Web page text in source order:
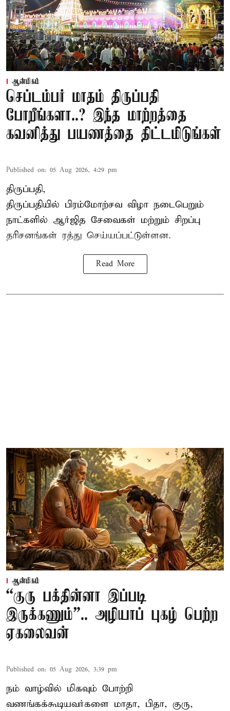
ஆன்மிகம்
செப்டம்பர் மாதம் திருப்பதி
போறீங்களா..? இந்த மாற்றத்தை
கவனித்து பயணத்தை திட்டமிடுங்கள்
Published on: 05 Aug 2026, 4:29 pm
திருப்பதி,
திருப்பதியில் பிரம்மோற்சவ விழா நடைபெறும்
நாட்களில் ஆர்ஜித சேவைகள் மற்றும் சிறப்பு
தரிசனங்கள் ரத்து செய்யப்பட்டுள்ளன.
Read More
ஆன்மிகம்
“குரு பக்தின்னா இப்படி
இருக்கணும்”.. அழியாப் புகழ் பெற்ற
ஏகலைவன்
Published on: 05 Aug 2026, 3:39 pm
நம் வாழ்வில் மிகவும் போற்றி
வணங்கக்கூடியவர்களை மாதா, பிதா, குரு,